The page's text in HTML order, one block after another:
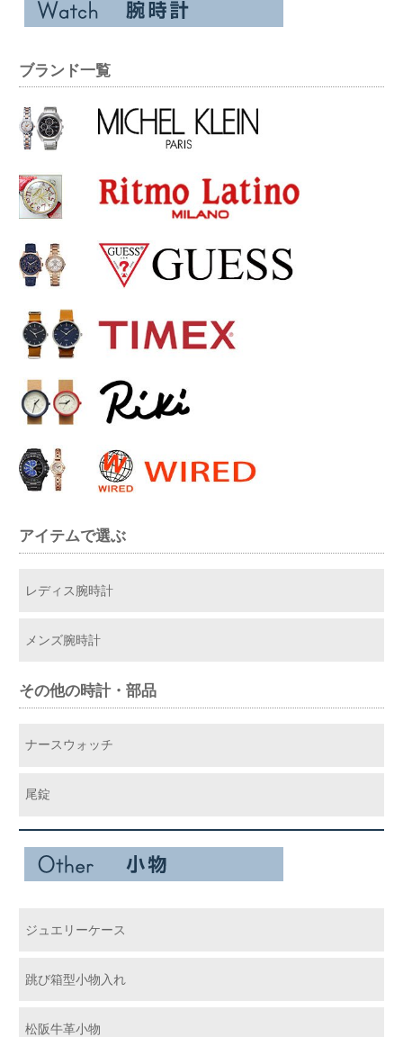
ブランド一覧
アイテムで選ぶ
レディス腕時計
メンズ腕時計
その他の時計・部品
ナースウォッチ
尾錠
ジュエリーケース
跳び箱型小物入れ
松阪牛革小物